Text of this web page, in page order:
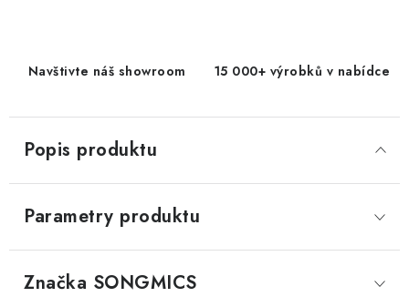
Navštivte náš showroom 15 000+ výrobků v nabídce
Popis produktu
Parametry produktu
Značka SONGMICS